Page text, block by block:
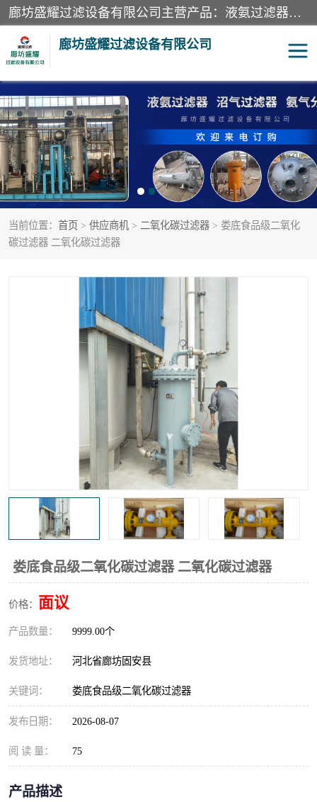
廊坊盛耀过滤设备有限公司主营产品：液氨过滤器、沼气过滤器、氨气分离器、二氧化碳过滤器、过滤器、液氨氨气过滤器、天然气过滤器、管道过滤器、*过滤器、液氨除油除水过滤器、氨气除油除水过滤器、焦炉煤气除焦油过滤器等。
廊坊盛耀过滤设备有限公司
当前位置： 首页 > 供应商机 > 二氧化碳过滤器 > 娄底食品级二氧化
碳过滤器 二氧化碳过滤器
娄底食品级二氧化碳过滤器 二氧化碳过滤器
价格： 面议
产品数量： 9999.00个
发货地址： 河北省廊坊固安县
关键词： 娄底食品级二氧化碳过滤器
发布日期： 2026-08-07
阅 读 量： 75
产品描述
二氧化碳过滤器 过滤器
液氨氨气过滤器 沼气过滤器
天然气过滤器 管道过滤器
甲醇过滤器 液氨除油除水过滤器
硝酸尾气分离器 酸雾聚结分离器
高炉煤气过滤器 替代进口过滤器
化工盐酸气聚结器 耐腐蚀除雾器滤芯